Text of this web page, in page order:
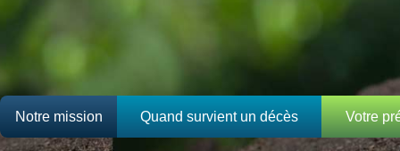
Notre mission Quand survient un décès Votre